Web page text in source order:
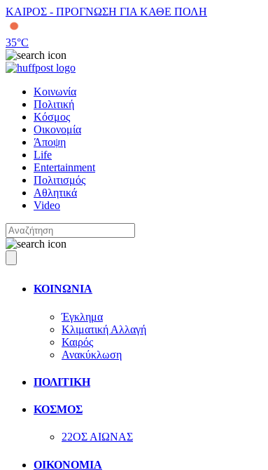
ΚΑΙΡΟΣ - ΠΡΟΓΝΩΣΗ ΓΙΑ ΚΑΘΕ ΠΟΛΗ
35°C
Κοινωνία
Πολιτική
Κόσμος
Οικονομία
Άποψη
Life
Entertainment
Πολιτισμός
Αθλητικά
Video
ΚΟΙΝΩΝΙΑ
Έγκλημα
Κλιματική Αλλαγή
Καιρός
Ανακύκλωση
ΠΟΛΙΤΙΚΗ
ΚΟΣΜΟΣ
22ΟΣ ΑΙΩΝΑΣ
ΟΙΚΟΝΟΜΙΑ